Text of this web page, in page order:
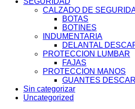
CALZADO DE
BOTAS
BOTINES
INDUMENTARIA
DELANTAL
PROTECCION LUMBAR
FAJAS
PROTECCION MANOS
GUANTES
Sin categorizar
Uncategorized